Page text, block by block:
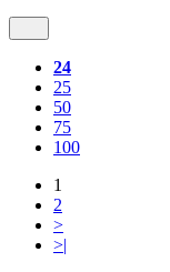
24
25
50
75
100
1
2
>
>|